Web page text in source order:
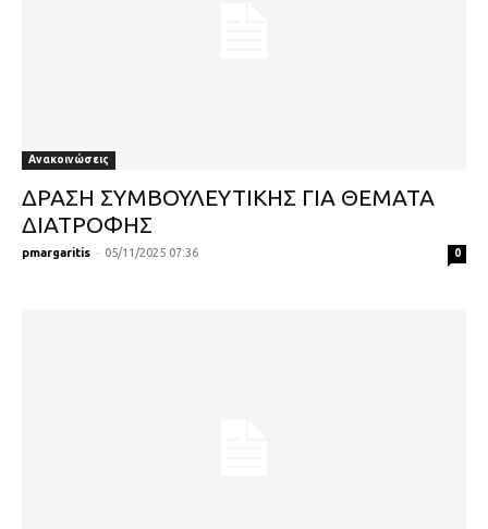
Ανακοινώσεις
ΔΡΑΣΗ ΣΥΜΒΟΥΛΕΥΤΙΚΗΣ ΓΙΑ ΘΕΜΑΤΑ
ΔΙΑΤΡΟΦΗΣ
pmargaritis - 05/11/2025 07:36 0